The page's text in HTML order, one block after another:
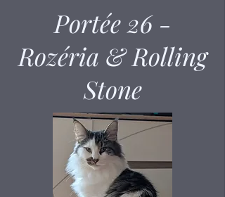
Portée 26 -
Rozéria & Rolling
Stone